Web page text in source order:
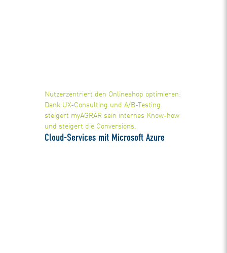
Nutzerzentriert den Onlineshop optimieren:
Dank UX-Consulting und A/B-Testing
steigert myAGRAR sein internes Know-how
und steigert die Conversions.
Cloud-Services mit Microsoft Azure